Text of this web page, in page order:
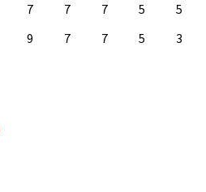
7 7 7 5
5
9 7 7 5 3